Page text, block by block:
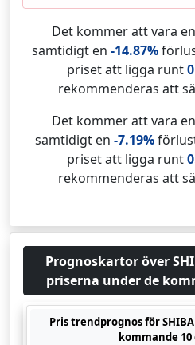
Det kommer att vara
samtidigt en -14.87%
priset att ligga runt
rekommenderas att
Det kommer att vara
samtidigt en -7.19%
priset att ligga runt
rekommenderas att
Prognoskartor över
priserna under de
Pris trendprognos för
kommande